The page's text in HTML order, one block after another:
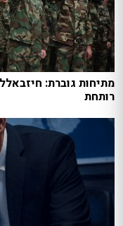
מתיחות גוברת:
רותחת